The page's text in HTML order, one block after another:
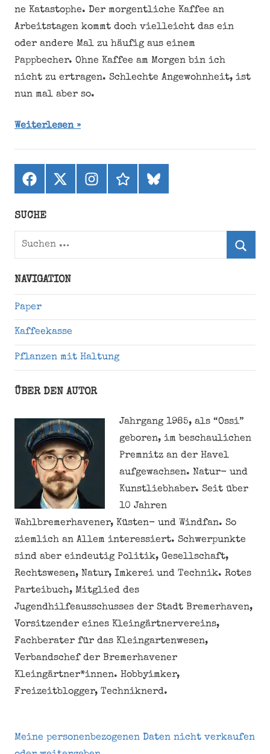
ne Katastophe. Der morgentliche Kaffee an
Arbeitstagen kommt doch vielleicht das ein
oder andere Mal zu häufig aus einem
Pappbecher. Ohne Kaffee am Morgen bin ich
nicht zu ertragen. Schlechte Angewohnheit, ist
nun mal aber so.
Weiterlesen
Facebook
X
(ehemals
Instagramthreadsbluesky
SUCHE
Suchen
NAVIGATION
Paper
Kaffeekasse
Pflanzen mit Haltung
ÜBER DEN AUTOR
Jahrgang 1985, als “Ossi”
geboren, im beschaulichen
Premnitz an der Havel
aufgewachsen. Natur- und
Kunstliebhaber. Seit über
10 Jahren
Wahlbremerhavener, Küsten- und Windfan. So
ziemlich an Allem interessiert. Schwerpunkte
sind aber eindeutig Politik, Gesellschaft,
Rechtswesen, Natur, Imkerei und Technik. Rotes
Parteibuch, Mitglied des
Jugendhilfeausschusses der Stadt Bremerhaven,
Vorsitzender eines Kleingärtnervereins,
Fachberater für das Kleingartenwesen,
Verbandschef der Bremerhavener
Kleingärtner*innen. Hobbyimker,
Freizeitblogger, Techniknerd.
Meine personenbezogenen Daten nicht verkaufen